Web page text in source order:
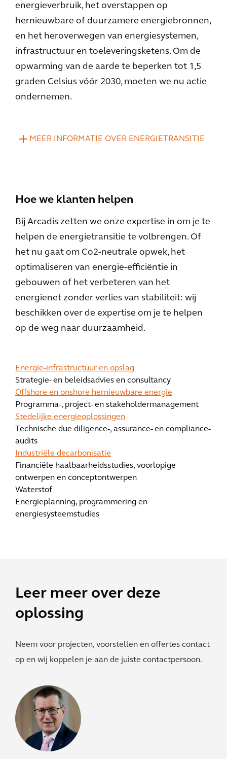
energieverbruik, het overstappen op
hernieuwbare of duurzamere energiebronnen,
en het heroverwegen van energiesystemen,
infrastructuur en toeleveringsketens. Om de
opwarming van de aarde te beperken tot 1,5
graden Celsius vóór 2030, moeten we nu actie
ondernemen.
MEER INFORMATIE OVER ENERGIETRANSITIE
Hoe we klanten helpen
Bij Arcadis zetten we onze expertise in om je te
helpen de energietransitie te volbrengen. Of
het nu gaat om Co2-neutrale opwek, het
optimaliseren van energie-efficiëntie in
gebouwen of het verbeteren van het
energienet zonder verlies van stabiliteit: wij
beschikken over de expertise om je te helpen
op de weg naar duurzaamheid.
Energie-infrastructuur en opslag
Strategie- en beleidsadvies en consultancy
Offshore en onshore hernieuwbare energie
Programma-, project- en stakeholdermanagement
Stedelijke energieoplossingen
Technische due diligence-, assurance- en compliance-
audits
Industriële decarbonisatie
Financiële haalbaarheidsstudies, voorlopige
ontwerpen en conceptontwerpen
Waterstof
Energieplanning, programmering en
energiesysteemstudies
Leer meer over deze
oplossing
Neem voor projecten, voorstellen en offertes contact
op en wij koppelen je aan de juiste contactpersoon.